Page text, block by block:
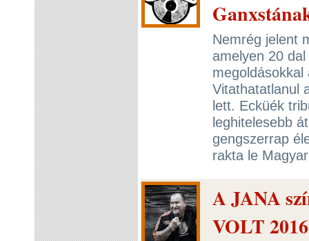
Nemrég jelent
amelyen 20
Vitathatatlanul
lett. Ecküék
leghitelesebb
gengszerrap
rakta le
A JANA
VOLT 2016